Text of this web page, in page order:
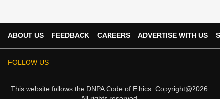
ABOUT US FEEDBACK CAREERS ADVERTISE WITH US
FOLLOW US
This website follows the DNPA Code of Ethics. Copyright@2026.